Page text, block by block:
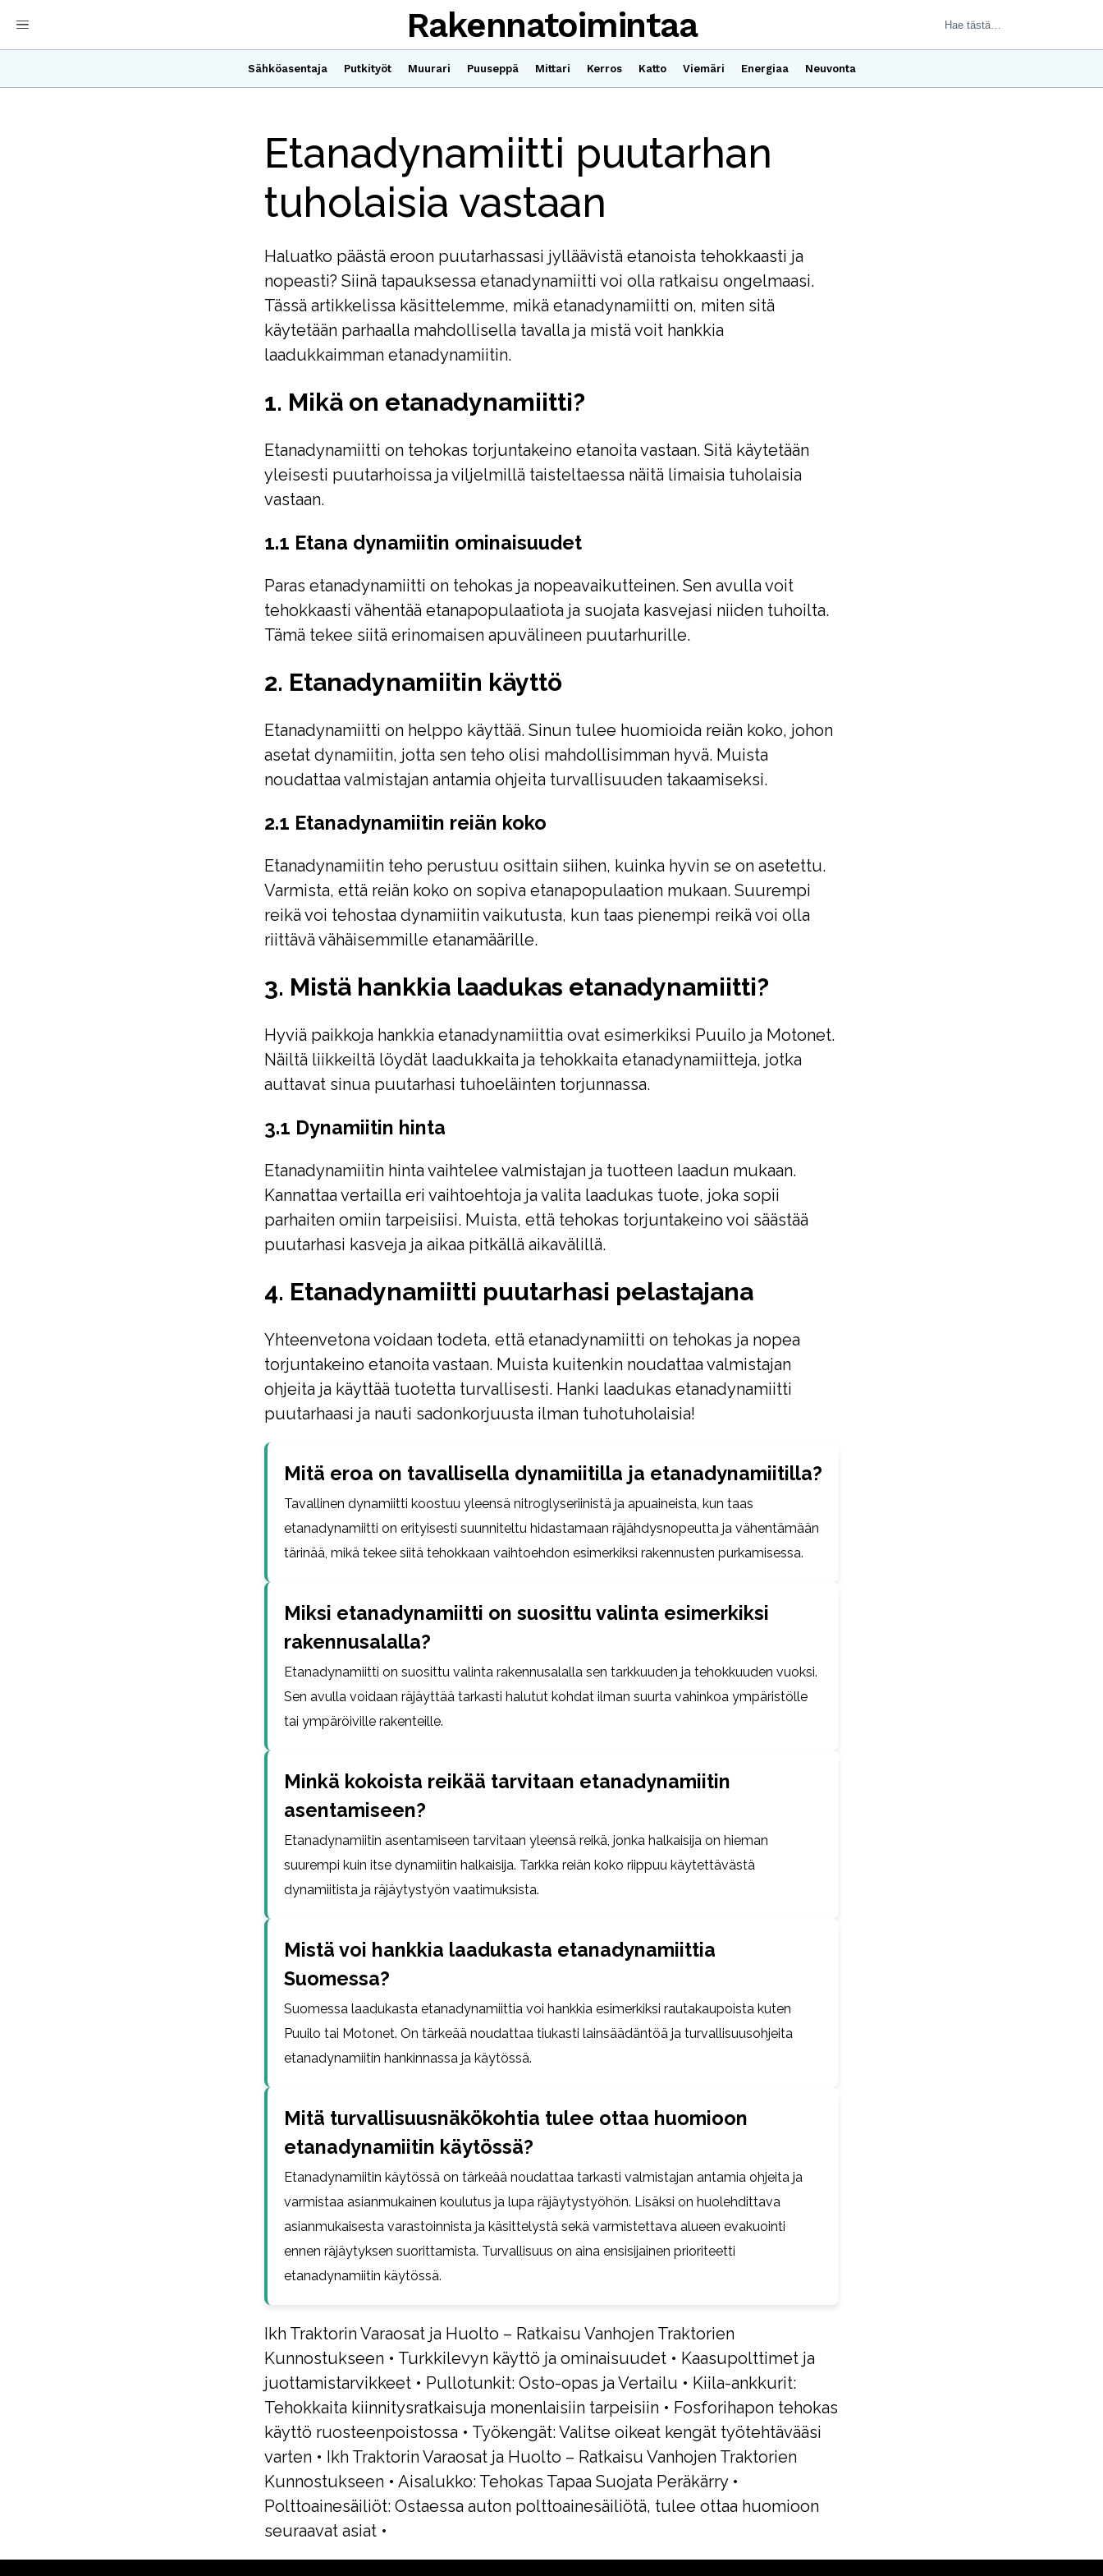
Sähköasentaja Putkityöt Muurari Puuseppä Mittari Kerros Katto Viemäri Energiaa Neuvonta
Rakennatoimintaa
Etanadynamiitti puutarhan
tuholaisia vastaan
Haluatko päästä eroon puutarhassasi jylläävistä etanoista tehokkaasti ja
nopeasti? Siinä tapauksessa etanadynamiitti voi olla ratkaisu ongelmaasi.
Tässä artikkelissa käsittelemme, mikä etanadynamiitti on, miten sitä
käytetään parhaalla mahdollisella tavalla ja mistä voit hankkia
laadukkaimman etanadynamiitin.
1. Mikä on etanadynamiitti?
Etanadynamiitti on tehokas torjuntakeino etanoita vastaan. Sitä käytetään
yleisesti puutarhoissa ja viljelmillä taisteltaessa näitä limaisia tuholaisia
vastaan.
1.1 Etana dynamiitin ominaisuudet
Paras etanadynamiitti on tehokas ja nopeavaikutteinen. Sen avulla voit
tehokkaasti vähentää etanapopulaatiota ja suojata kasvejasi niiden tuhoilta.
Tämä tekee siitä erinomaisen apuvälineen puutarhurille.
2. Etanadynamiitin käyttö
Etanadynamiitti on helppo käyttää. Sinun tulee huomioida reiän koko, johon
asetat dynamiitin, jotta sen teho olisi mahdollisimman hyvä. Muista
noudattaa valmistajan antamia ohjeita turvallisuuden takaamiseksi.
2.1 Etanadynamiitin reiän koko
Etanadynamiitin teho perustuu osittain siihen, kuinka hyvin se on asetettu.
Varmista, että reiän koko on sopiva etanapopulaation mukaan. Suurempi
reikä voi tehostaa dynamiitin vaikutusta, kun taas pienempi reikä voi olla
riittävä vähäisemmille etanamäärille.
3. Mistä hankkia laadukas etanadynamiitti?
Hyviä paikkoja hankkia etanadynamiittia ovat esimerkiksi Puuilo ja Motonet.
Näiltä liikkeiltä löydät laadukkaita ja tehokkaita etanadynamiitteja, jotka
auttavat sinua puutarhasi tuhoeläinten torjunnassa.
3.1 Dynamiitin hinta
Etanadynamiitin hinta vaihtelee valmistajan ja tuotteen laadun mukaan.
Kannattaa vertailla eri vaihtoehtoja ja valita laadukas tuote, joka sopii
parhaiten omiin tarpeisiisi. Muista, että tehokas torjuntakeino voi säästää
puutarhasi kasveja ja aikaa pitkällä aikavälillä.
4. Etanadynamiitti puutarhasi pelastajana
Yhteenvetona voidaan todeta, että etanadynamiitti on tehokas ja nopea
torjuntakeino etanoita vastaan. Muista kuitenkin noudattaa valmistajan
ohjeita ja käyttää tuotetta turvallisesti. Hanki laadukas etanadynamiitti
puutarhaasi ja nauti sadonkorjuusta ilman tuhotuholaisia!
Mitä eroa on tavallisella dynamiitilla ja etanadynamiitilla?
Tavallinen dynamiitti koostuu yleensä nitroglyseriinistä ja apuaineista, kun taas
etanadynamiitti on erityisesti suunniteltu hidastamaan räjähdysnopeutta ja vähentämään
tärinää, mikä tekee siitä tehokkaan vaihtoehdon esimerkiksi rakennusten purkamisessa.
Miksi etanadynamiitti on suosittu valinta esimerkiksi
rakennusalalla?
Etanadynamiitti on suosittu valinta rakennusalalla sen tarkkuuden ja tehokkuuden vuoksi.
Sen avulla voidaan räjäyttää tarkasti halutut kohdat ilman suurta vahinkoa ympäristölle
tai ympäröiville rakenteille.
Minkä kokoista reikää tarvitaan etanadynamiitin
asentamiseen?
Etanadynamiitin asentamiseen tarvitaan yleensä reikä, jonka halkaisija on hieman
suurempi kuin itse dynamiitin halkaisija. Tarkka reiän koko riippuu käytettävästä
dynamiitista ja räjäytystyön vaatimuksista.
Mistä voi hankkia laadukasta etanadynamiittia
Suomessa?
Suomessa laadukasta etanadynamiittia voi hankkia esimerkiksi rautakaupoista kuten
Puuilo tai Motonet. On tärkeää noudattaa tiukasti lainsäädäntöä ja turvallisuusohjeita
etanadynamiitin hankinnassa ja käytössä.
Mitä turvallisuusnäkökohtia tulee ottaa huomioon
etanadynamiitin käytössä?
Etanadynamiitin käytössä on tärkeää noudattaa tarkasti valmistajan antamia ohjeita ja
varmistaa asianmukainen koulutus ja lupa räjäytystyöhön. Lisäksi on huolehdittava
asianmukaisesta varastoinnista ja käsittelystä sekä varmistettava alueen evakuointi
ennen räjäytyksen suorittamista. Turvallisuus on aina ensisijainen prioriteetti
etanadynamiitin käytössä.
Ikh Traktorin Varaosat ja Huolto – Ratkaisu Vanhojen Traktorien
Kunnostukseen • Turkkilevyn käyttö ja ominaisuudet • Kaasupolttimet ja
juottamistarvikkeet • Pullotunkit: Osto-opas ja Vertailu • Kiila-ankkurit:
Tehokkaita kiinnitysratkaisuja monenlaisiin tarpeisiin • Fosforihapon tehokas
käyttö ruosteenpoistossa • Työkengät: Valitse oikeat kengät työtehtävääsi
varten • Ikh Traktorin Varaosat ja Huolto – Ratkaisu Vanhojen Traktorien
Kunnostukseen • Aisalukko: Tehokas Tapaa Suojata Peräkärry•
Polttoainesäiliöt: Ostaessa auton polttoainesäiliötä, tulee ottaa huomioon
seuraavat asiat •